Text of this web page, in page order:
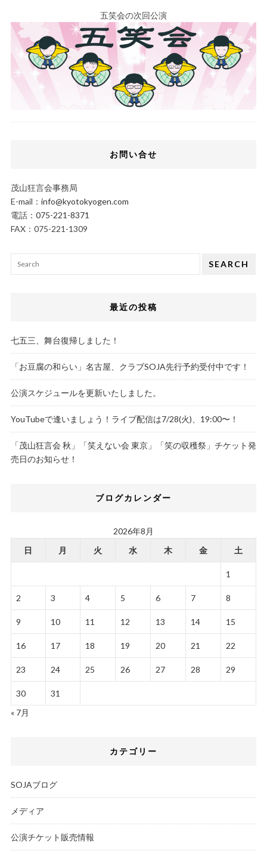
五笑会の次回公演
お問い合せ
茂山狂言会事務局
E-mail： info@kyotokyogen.com
電話： 075-221-8371
FAX：075-221-1309
SEARCH
最近の投稿
七五三、舞台復帰しました！
「お豆腐の和らい」名古屋、クラブSOJA先行予約受付中です！
公演スケジュールを更新いたしました。
YouTubeで逢いましょう！ライブ配信は7/28(火)、19:00〜！
「茂山狂言会 秋」「笑えない会 東京」「笑の収穫祭」チケット発
売日のお知らせ！
ブログカレンダー
2026年8月
日
月 火 水 木 金 土
1
2 3 4 5 6 7 8
9 10 11 12 13 14 15
16 17 18 19 20 21 22
23 24 25 26 27 28 29
30
31
« 7月
カテゴリー
SOJAブログ
メディア
公演チケット販売情報